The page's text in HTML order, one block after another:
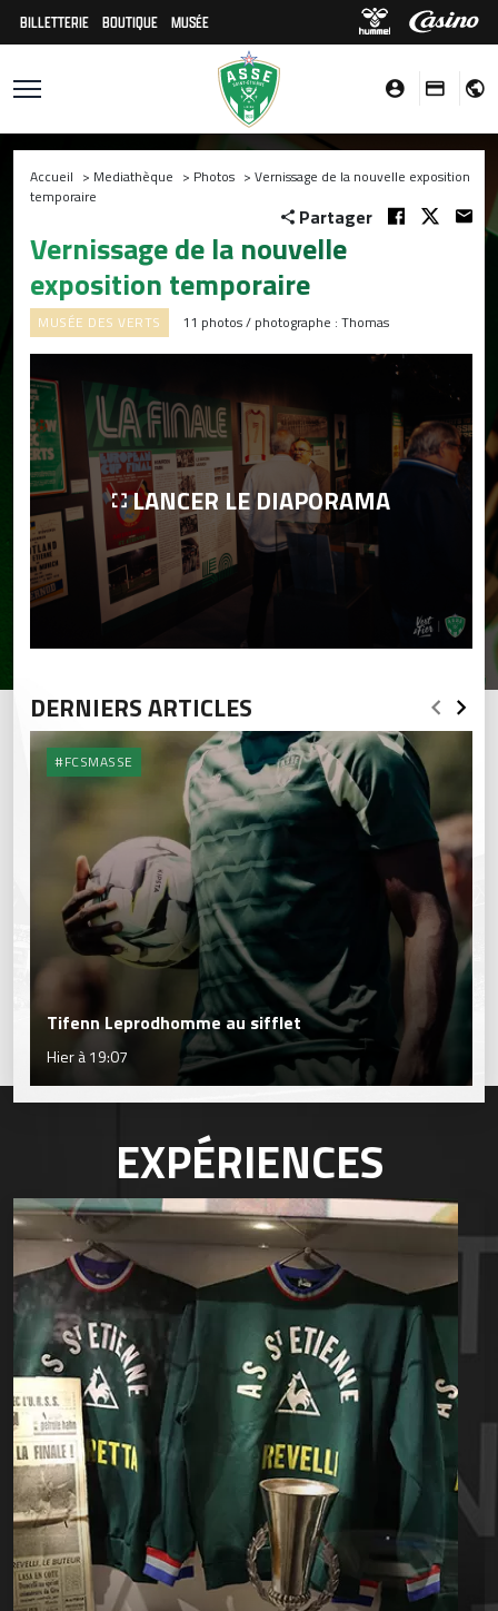
BILLETTERIE BOUTIQUE MUSÉE
Accueil > Mediathèque > Photos > Vernissage de la nouvelle exposition
temporaire
Partager
Vernissage de la nouvelle
exposition temporaire
MUSÉE DES VERTS 11 photos / photographe : Thomas
LANCER LE DIAPORAMA
DERNIERS ARTICLES
#FCSMASSE
Tifenn Leprodhomme au sifflet
Hier à 19:07
EXPÉRIENCES